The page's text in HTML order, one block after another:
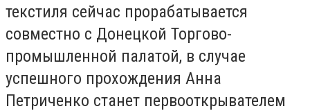
текстиля сейчас прорабатывается
совместно с Донецкой Торгово-
промышленной палатой, в случае
успешного прохождения Анна
Петриченко станет первооткрывателем